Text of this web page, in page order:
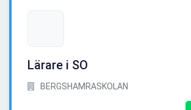
Lärare i SO
BERGSHAMRASKOLAN